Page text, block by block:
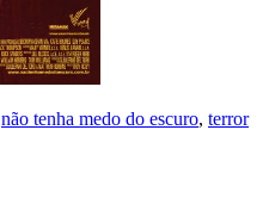
não tenha medo do escuro, terror